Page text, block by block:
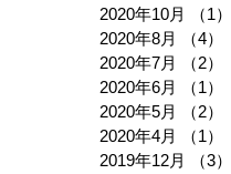
2020年10月
（1）
2020年8月
（4）
2020年7月
（2）
2020年6月
（1）
2020年5月
（2）
2020年4月
（1）
2019年12月
（3）